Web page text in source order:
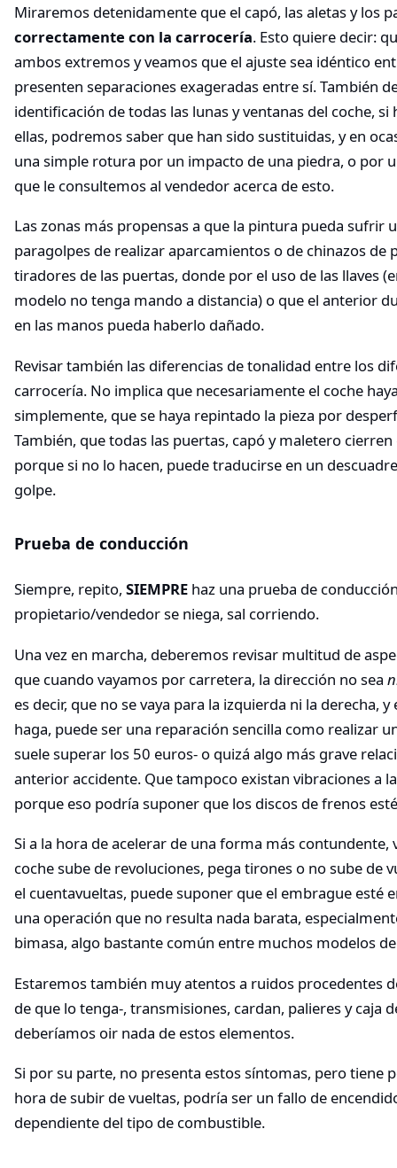
Miraremos detenidamente que el capó, las aletas y los
correctamente con la carrocería. Esto quiere decir:
ambos extremos y veamos que el ajuste sea idéntico
presenten separaciones exageradas entre sí. También
identificación de todas las lunas y ventanas del coche,
ellas, podremos saber que han sido sustituidas, y en
una simple rotura por un impacto de una piedra, o por
que le consultemos al vendedor acerca de esto.
Las zonas más propensas a que la pintura pueda sufrir
paragolpes de realizar aparcamientos o de chinazos de
tiradores de las puertas, donde por el uso de las llaves
modelo no tenga mando a distancia) o que el anterior
en las manos pueda haberlo dañado.
Revisar también las diferencias de tonalidad entre los
carrocería. No implica que necesariamente el coche
simplemente, que se haya repintado la pieza por
También, que todas las puertas, capó y maletero
porque si no lo hacen, puede traducirse en un
golpe.
Prueba de conducción
Siempre, repito, SIEMPRE haz una prueba de
propietario/vendedor se niega, sal corriendo.
Una vez en marcha, deberemos revisar multitud de
que cuando vayamos por carretera, la dirección no sea
es decir, que no se vaya para la izquierda ni la derecha, y
haga, puede ser una reparación sencilla como realizar
suele superar los 50 euros- o quizá algo más grave
anterior accidente. Que tampoco existan vibraciones a
porque eso podría suponer que los discos de frenos
Si a la hora de acelerar de una forma más contundente,
coche sube de revoluciones, pega tirones o no sube de
el cuentavueltas, puede suponer que el embrague esté
una operación que no resulta nada barata,
bimasa, algo bastante común entre muchos modelos
Estaremos también muy atentos a ruidos procedentes
de que lo tenga-, transmisiones, cardan, palieres y caja
deberíamos oir nada de estos elementos.
Si por su parte, no presenta estos síntomas, pero tiene
hora de subir de vueltas, podría ser un fallo de
dependiente del tipo de combustible.